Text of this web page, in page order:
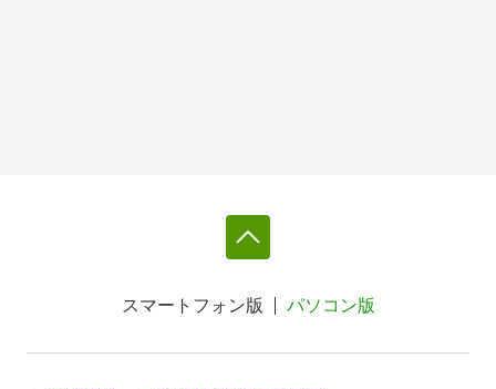
スマートフォン版 パソコン版